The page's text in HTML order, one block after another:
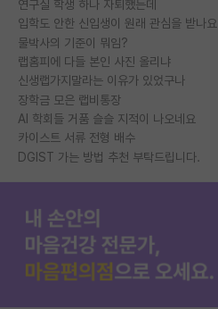
연구실 학생 하나 자퇴했는데
입학도 안한 신입생이 원래 관심을 받나요
물박사의 기준이 뭐임?
랩홈피에 다들 본인 사진 올리냐
신생랩가지말라는 이유가 있었구나
장학금 모은 랩비통장
AI 학회들 거품 슬슬 지적이 나오네요
카이스트 서류 전형 배수
DGIST 가는 방법 추천 부탁드립니다.